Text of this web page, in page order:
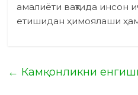
амалиёти вақтида инсон
етишидан ҳимоялаши ҳам
← Камқонликни